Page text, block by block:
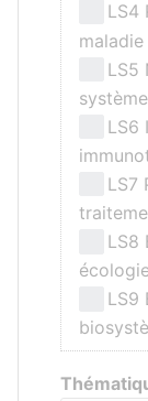
LS4
LS5
LS6
LS7
LS8
LS9